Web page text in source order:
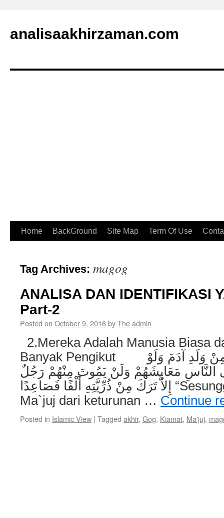
analisaakhirzaman.com
Home BackGround Site Map Term Of Use
Tag Archives: magog
ANALISA DAN IDENTIFIKASI
Part-2
Posted on October 9, 2016byThe admin
2.Mereka Adalah Manusia Biasa
Banyak Pengikut إِنَّ يَأْجُوجَ وَمَأْجُوجَ مِنْ وَلَدِ آدَمَ وَلَوْ
النَّاسِ مَعَايِشَهُمْ وَلَنْ يَمُوتَ مِنْهُمْ رَجُلٌ
إِلاَّ تَرَكَ مِنْ ذُرِّيَّتِهِ أَلْفًا فَصَاعِدًا “Sesungguhnya Ya`juj dan
Ma`juj dari keturunan … Continue
Posted in Islamic View | Tagged akhir, Gog, Kiamat, Ma'juj,